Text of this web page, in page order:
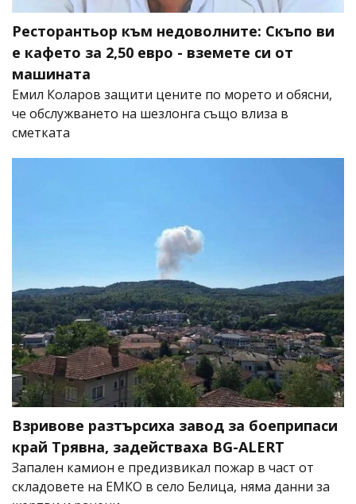
Ресторантьор към недоволните: Скъпо ви
е кафето за 2,50 евро - вземете си от
машината
Емил Коларов защити цените по морето и обясни,
че обслужването на шезлонга също влиза в
сметката
Взривове разтърсиха завод за боеприпаси
край Трявна, задействаха BG-ALERT
Запален камион е предизвикал пожар в част от
складовете на ЕМКО в село Белица, няма данни за